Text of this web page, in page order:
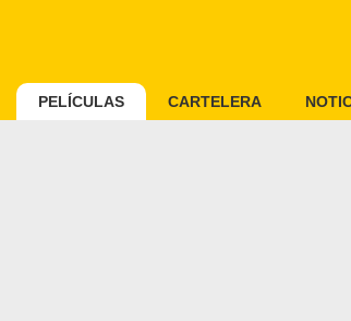
PELÍCULAS CARTELERA